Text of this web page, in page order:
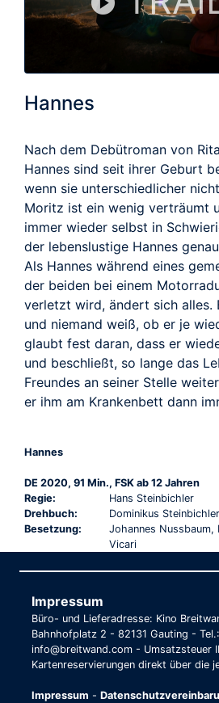
Hannes
Nach dem Debütroman von
Hannes sind seit ihrer Geburt
wenn sie unterschiedlicher
Moritz ist ein wenig verträumt
immer wieder selbst in
der lebenslustige Hannes
Als Hannes während eines
der beiden bei einem
verletzt wird, ändert sich alles.
und niemand weiß, ob er je
glaubt fest daran, dass er
und beschließt, so lange das
Freundes an seiner Stelle
er ihm am Krankenbett dann
Hannes
DE 2020, 91 Min., FSK ab 12 Jahren
Regie:
Hans Steinbichler
Drehbuch:
Dominikus Steinbichler
Besetzung:
Johannes Nussbaum,
Vicari
Impressum
Büro- und Lieferadresse: Kino
Bahnhofplatz 2 - 82131 Gauting -
info@breitwand.com - Umsatzsteuer
Kartenreservierungen direkt über die
Impressum -